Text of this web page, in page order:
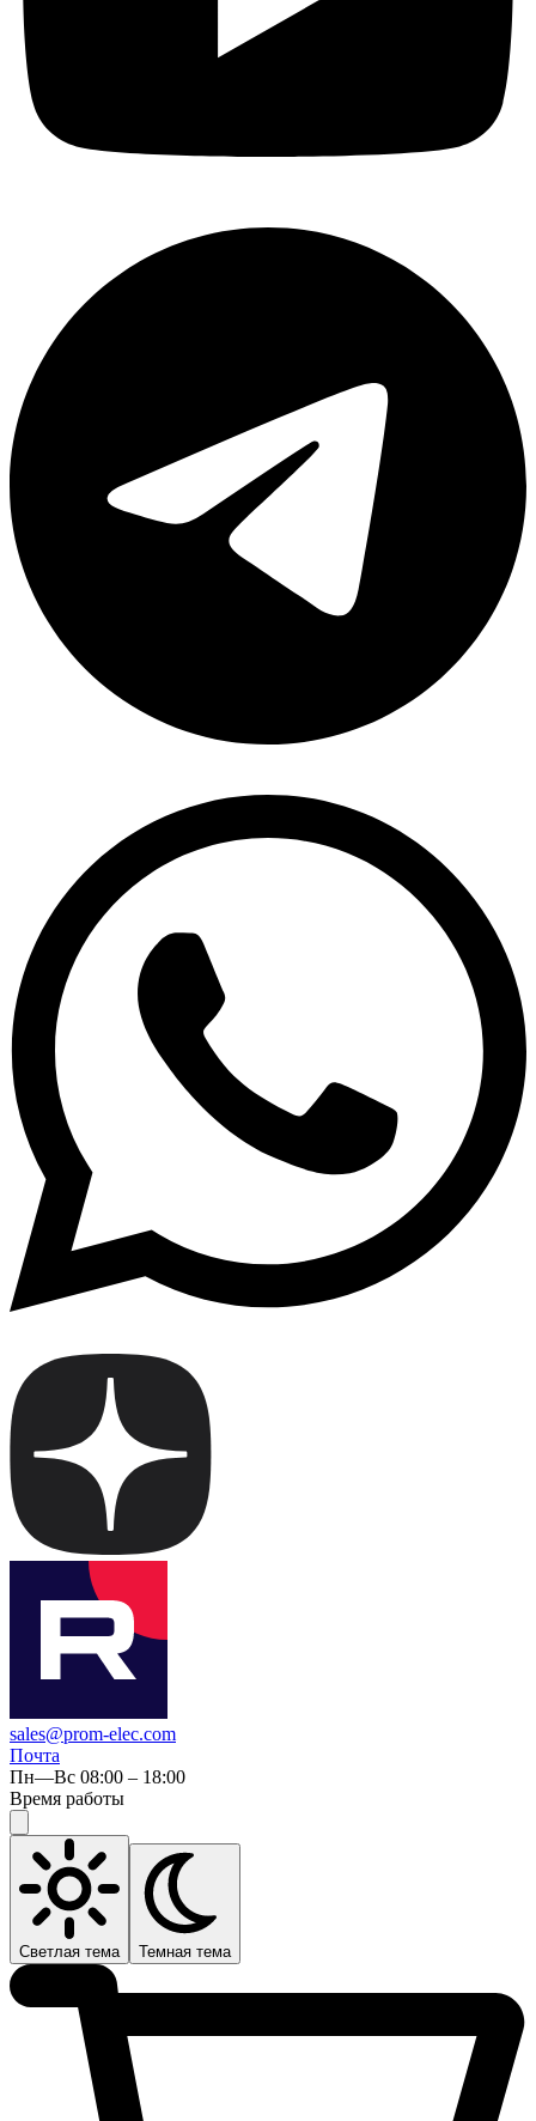
sales@prom-elec.com
Почта
Пн—Вс 08:00 – 18:00
Время работы
Светлая тема Темная тема